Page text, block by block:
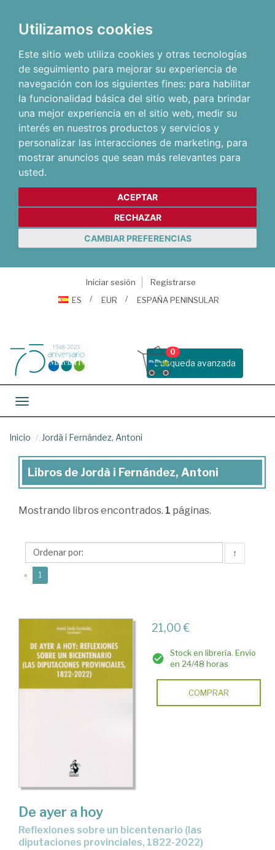
Utilizamos cookies
Este sitio web utiliza cookies y otras tecnologías
de seguimiento para mejorar su experiencia de
navegación con los siguientes fines: para habilitar
la funcionalidad básica del sitio web, para brindar
una mejor experiencia en el sitio web, medir su
interés en nuestros productos y servicios y
personalizar las interacciones de marketing, para
mostrar anuncios que sean más relevantes para
usted.
ACEPTAR
RECHAZAR
CAMBIAR PREFERENCIAS
Iniciar sesión
Registrarse
ES
EUR ESPAÑA PENINSULAR
Busqueda avanzada
0
Toggle navigation
Inicio Jordà i Fernández, Antoni
Libros
Jordà
Fernández,
Antoni
Libros de Jordà i Fernández, Antoni
Mostrando libros encontrados. 1 páginas.
↑
« 1
21,00 €
Stock en librería. Envío
en 24/48 horas
COMPRAR
De ayer a hoy
reflexiones sobre un bicentenario (las
diputaciones provinciales, 1822-2022)